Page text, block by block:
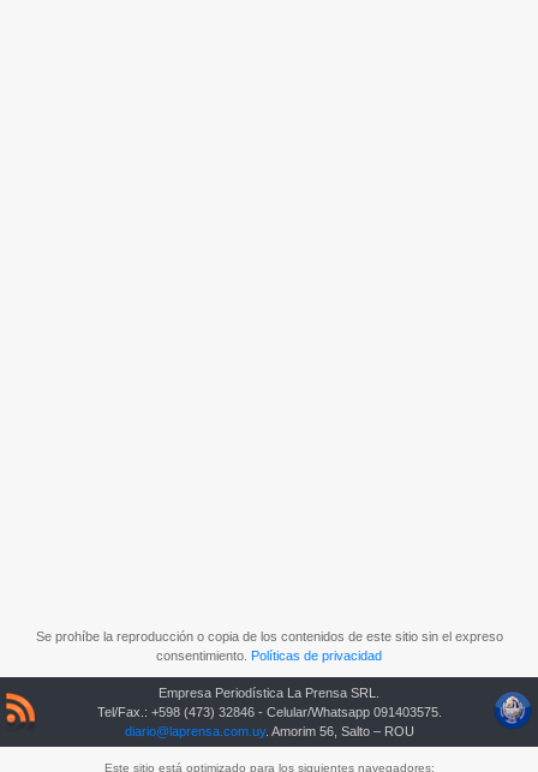
Se prohíbe la reproducción o copia de los contenidos de este sitio sin el expreso
consentimiento. Políticas de privacidad
Empresa Periodística La Prensa SRL.
Tel/Fax.: +598 (473) 32846 - Celular/Whatsapp 091403575.
diario@laprensa.com.uy. Amorim 56, Salto – ROU
Este sitio está optimizado para los siguientes navegadores: